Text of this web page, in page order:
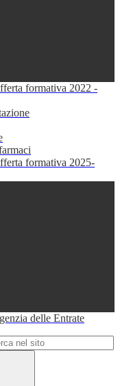
formativa 2022 -
formativa 2025-
delle Entrate